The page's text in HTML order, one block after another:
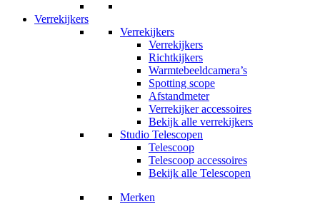
Verrekijkers
Verrekijkers
Verrekijkers
Richtkijkers
Warmtebeeldcamera’s
Spotting scope
Afstandmeter
Verrekijker accessoires
Bekijk alle verrekijkers
Studio Telescopen
Telescoop
Telescoop accessoires
Bekijk alle Telescopen
Merken